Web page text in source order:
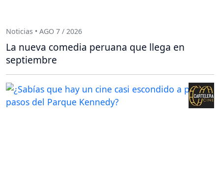
Noticias • AGO 7 / 2026
La nueva comedia peruana que llega en
septiembre